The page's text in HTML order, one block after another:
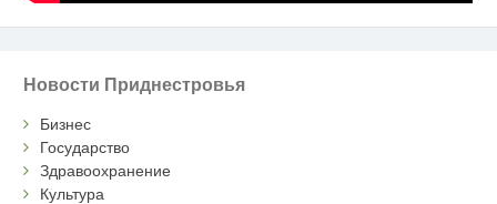
Новости Приднестровья
Бизнес
Государство
Здравоохранение
Культура